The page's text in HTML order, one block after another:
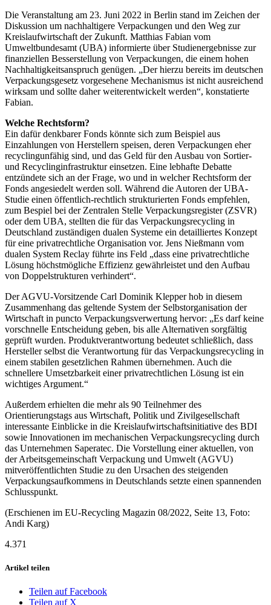
Die Veranstaltung am 23. Juni 2022 in Berlin stand im Zeichen der
Diskussion um nachhaltigere Verpackungen und den Weg zur
Kreislaufwirtschaft der Zukunft. Matthias Fabian vom
Umweltbundesamt (UBA) informierte über Studienergebnisse zur
finanziellen Besserstellung von Verpackungen, die einem hohen
Nachhaltigkeitsanspruch genügen. „Der hierzu bereits im deutschen
Verpackungsgesetz vorgesehene Mechanismus ist nicht ausreichend
wirksam und sollte daher weiterentwickelt werden“, konstatierte
Fabian.
Welche Rechtsform?
Ein dafür denkbarer Fonds könnte sich zum Beispiel aus
Einzahlungen von Herstellern speisen, deren Verpackungen eher
recyclingunfähig sind, und das Geld für den Ausbau von Sortier-
und Recyclinginfrastruktur einsetzen. Eine lebhafte Debatte
entzündete sich an der Frage, wo und in welcher Rechtsform der
Fonds angesiedelt werden soll. Während die Autoren der UBA-
Studie einen öffentlich-rechtlich strukturierten Fonds empfehlen,
zum Bespiel bei der Zentralen Stelle Verpackungsregister (ZSVR)
oder dem UBA, stellten die für das Verpackungsrecycling in
Deutschland zuständigen dualen Systeme ein detailliertes Konzept
für eine privatrechtliche Organisation vor. Jens Nießmann vom
dualen System Reclay führte ins Feld „dass eine privatrechtliche
Lösung höchstmögliche Effizienz gewährleistet und den Aufbau
von Doppelstrukturen verhindert“.
Der AGVU-Vorsitzende Carl Dominik Klepper hob in diesem
Zusammenhang das geltende System der Selbstorganisation der
Wirtschaft in puncto Verpackungsverwertung hervor: „Es darf keine
vorschnelle Entscheidung geben, bis alle Alternativen sorgfältig
geprüft wurden. Produktverantwortung bedeutet schließlich, dass
Hersteller selbst die Verantwortung für das Verpackungsrecycling in
einem stabilen gesetzlichen Rahmen übernehmen. Auch die
schnellere Umsetzbarkeit einer privatrechtlichen Lösung ist ein
wichtiges Argument.“
Außerdem erhielten die mehr als 90 Teilnehmer des
Orientierungstags aus Wirtschaft, Politik und Zivilgesellschaft
interessante Einblicke in die Kreislaufwirtschaftsinitiative des BDI
sowie Innovationen im mechanischen Verpackungsrecycling durch
das Unternehmen Saperatec. Die Vorstellung einer aktuellen, von
der Arbeitsgemeinschaft Verpackung und Umwelt (AGVU)
mitveröffentlichten Studie zu den Ursachen des steigenden
Verpackungsaufkommens in Deutschlands setzte einen spannenden
Schlusspunkt.
(Erschienen im EU-Recycling Magazin 08/2022, Seite 13, Foto:
Andi Karg)
4.371
Artikel teilen
Teilen auf Facebook
Teilen auf X